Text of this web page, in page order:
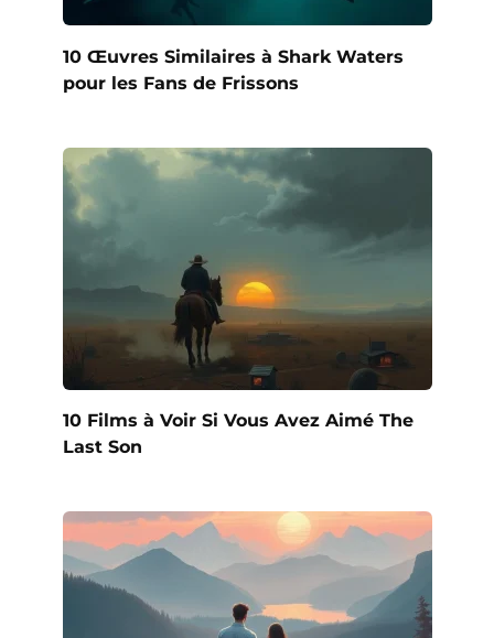
10 Œuvres Similaires à Shark Waters
pour les Fans de Frissons
10 Films à Voir Si Vous Avez Aimé The
Last Son